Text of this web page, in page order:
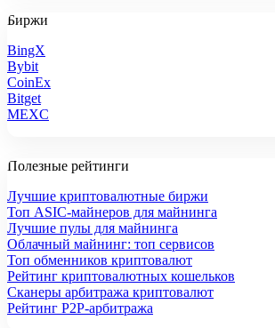
Биржи
BingX
Bybit
CoinEx
Bitget
MEXC
Полезные рейтинги
Лучшие криптовалютные биржи
Топ ASIC-майнеров для майнинга
Лучшие пулы для майнинга
Облачный майнинг: топ сервисов
Топ обменников криптовалют
Рейтинг криптовалютных кошельков
Сканеры арбитража криптовалют
Рейтинг P2P-арбитража